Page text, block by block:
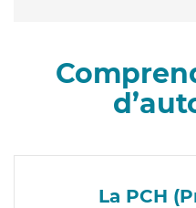
La PCH